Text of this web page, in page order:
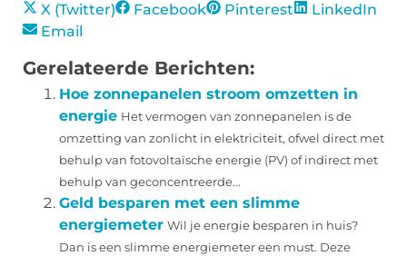
X (Twitter) Facebook Pinterest
LinkedIn
Email
Gerelateerde Berichten:
Hoe zonnepanelen stroom omzetten in
energie Het vermogen van zonnepanelen is de
omzetting van zonlicht in elektriciteit, ofwel direct met
behulp van fotovoltaïsche energie (PV) of indirect met
behulp van geconcentreerde...
Geld besparen met een slimme
energiemeter Wil je energie besparen in huis?
Dan is een slimme energiemeter een must. Deze